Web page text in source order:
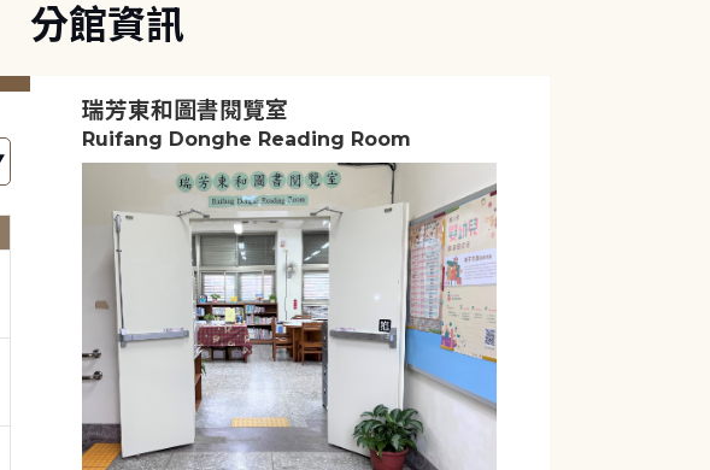
分館資訊
瑞芳東和圖書閱覽室
Ruifang Donghe Reading Room